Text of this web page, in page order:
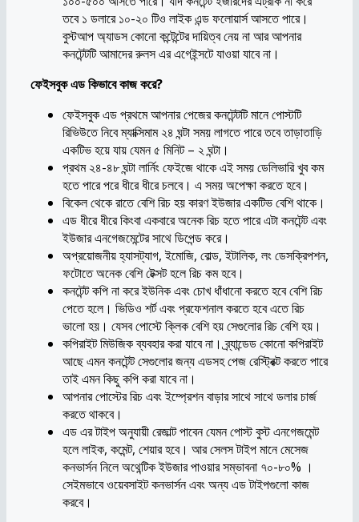
তবে ১ ডলারে ১০-২০ টিও লাইক এন্ড ফলোয়ার্স আসতে পারে।
বুস্টআপ অ্যাডস কোনো কন্টেন্টের দায়িত্ব নেয় না আর আপনার
কনটেন্টটি আমাদের রুলস এর এগেইন্সটে যাওয়া যাবে না।
ফেইসবুক এড কিভাবে কাজ করে?
ফেইসবুক এড প্রথমে আপনার পেজের কনটেন্টটি মানে পোস্টটি
রিভিউতে নিবে ম্যাক্সিমাম ২৪ ঘন্টা সময় লাগতে পারে তবে তাড়াতাড়ি
একটিভ হয়ে যায় যেমন ৫ মিনিট – ২ ঘন্টা।
প্রথম ২৪-৪৮ ঘন্টা লার্নিং ফেইজে থাকে এই সময় ডেলিভারি খুব কম
হতে পারে পরে ধীরে ধীরে চলবে। এ সময় অপেক্ষা করতে হবে।
বিকেল থেকে রাতে বেশি রিচ হয় কারণ ইউজার একটিভ বেশি থাকে।
এড ধীরে ধীরে কিংবা একবারে অনেক রিচ হতে পারে এটা কনটেন্ট এবং
ইউজার এনগেজমেন্টের সাথে ডিপেন্ড করে।
অপ্রয়োজনীয় হ্যাসট্যাগ, ইমোজি, বোল্ড, ইটালিক, লং ডেসক্রিপশন,
ফটোতে অনেক বেশি টেক্সট হলে রিচ কম হবে।
কনটেন্ট কপি না করে ইউনিক এবং চোখ ধাঁধানো করতে হবে বেশি রিচ
পেতে হলে। ভিডিও শর্ট এবং প্রফেশনাল করতে হবে এতে রিচ
ভালো হয়। যেসব পোস্টে ক্লিক বেশি হয় সেগুলোর রিচ বেশি হয়।
কপিরাইট মিউজিক ব্যবহার করা যাবে না। ব্র্যান্ডেড কোনো কপিরাইট
আছে এমন কনটেন্ট সেগুলোর জন্য এডসহ পেজ রেস্ট্রিক্ট করতে পারে
তাই এমন কিছু কপি করা যাবে না।
আপনার পোস্টের রিচ এবং ইম্প্রেশন বাড়ার সাথে সাথে ডলার চার্জ
করতে থাকবে।
এড এর টাইপ অনুযায়ী রেজাল্ট পাবেন যেমন পোস্ট বুস্ট এনগেজমেন্ট
হলে লাইক, কমেন্ট, শেয়ার হবে। আর সেলস টাইপ মানে মেসেজ
কনভার্সন নিলে অথেন্টিক ইউজার পাওয়ার সম্ভাবনা ৭০-৮০% ।
সেইমভাবে ওয়েবসাইট কনভার্সন এবং অন্য এড টাইপগুলো কাজ
করবে।